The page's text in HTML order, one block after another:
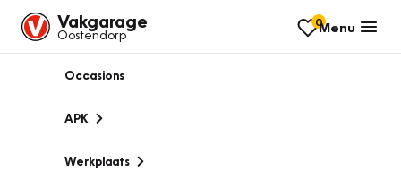
Vakgarage
Oostendorp
0Menu
Occasions
APK
Werkplaats